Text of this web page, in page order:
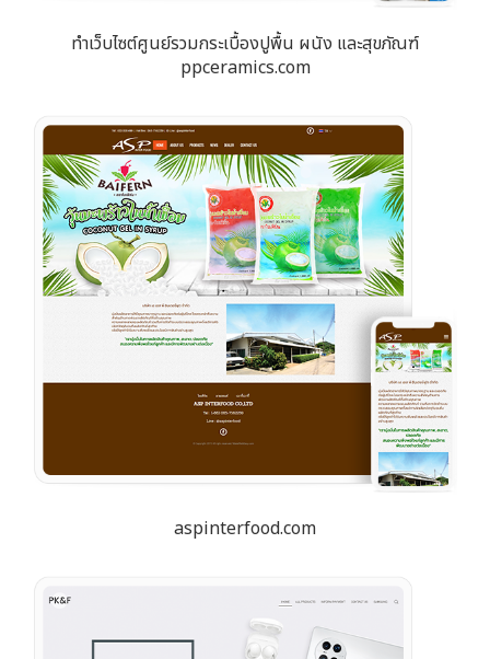
ทำเว็บไซต์ศูนย์รวมกระเบื้องปูพื้น ผนัง และสุขภัณฑ์
ppceramics.com
aspinterfood.com